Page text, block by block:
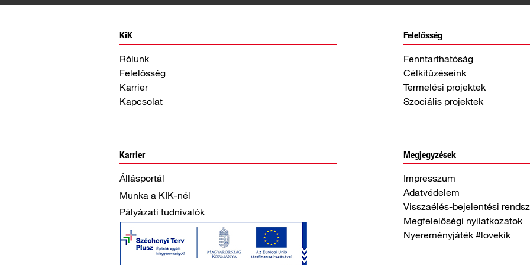
KiK
Rólunk
Felelősség
Karrier
Kapcsolat
Felelősség
Fenntarthatóság
Célkitűzéseink
Termelési projektek
Szociális projektek
Karrier
Állásportál
Munka a KIK-nél
Pályázati tudnivalók
Megjegyzések
Impresszum
Adatvédelem
Visszaélés-bejelentési
Megfelelőségi nyilatkozatok
Nyereményjáték #lovekik